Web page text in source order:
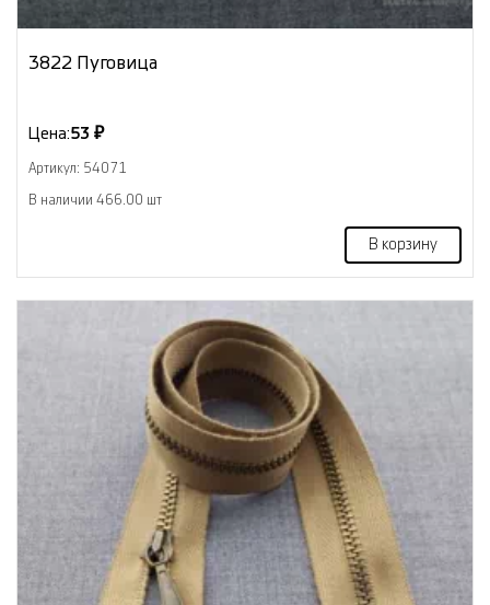
3822 Пуговица
Цена:53 ₽
Артикул: 54071
В наличии 466.00 шт
В корзину